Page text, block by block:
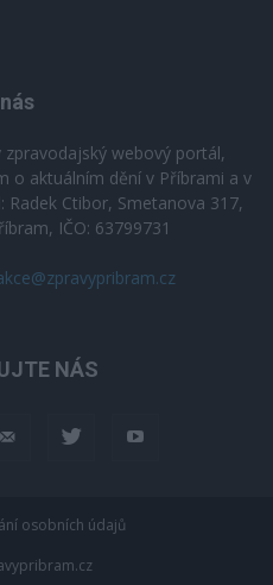
webový portál,
o aktuálním dění v Příbrami a v
Ctibor, Smetanova 317,
IČO: 63799731
NÁS
osobních údajů